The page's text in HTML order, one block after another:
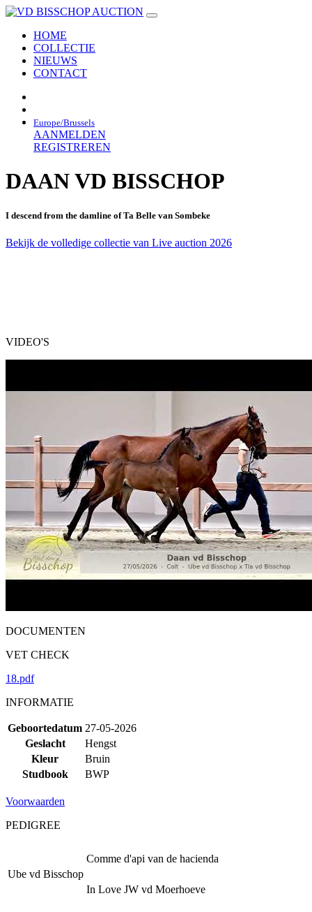
HOME
COLLECTIE
NIEUWS
CONTACT
Europe/Brussels
AANMELDEN
REGISTREREN
DAAN VD BISSCHOP
I descend from the damline of Ta Belle van Sombeke
Bekijk de volledige collectie van Live auction 2026
VIDEO'S
DOCUMENTEN
VET CHECK
18.pdf
INFORMATIE
Geboortedatum 27-05-2026
Geslacht
Hengst
Kleur
Bruin
Studbook
BWP
Voorwaarden
PEDIGREE
Ube vd Bisschop
Comme d'api van de hacienda
In Love JW vd Moerhoeve